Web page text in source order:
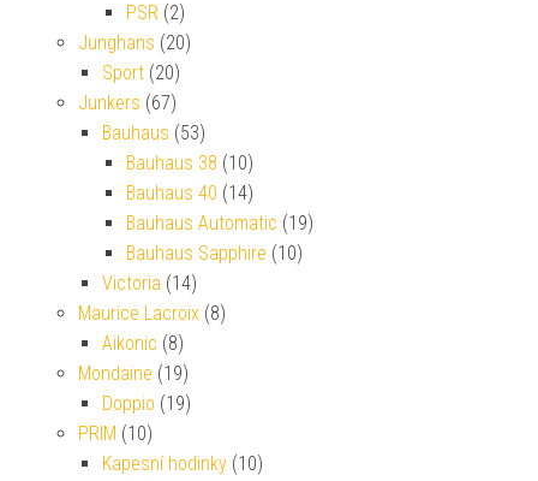
PSR (2)
Junghans (20)
Sport (20)
Junkers (67)
Bauhaus (53)
Bauhaus 38 (10)
Bauhaus 40 (14)
Bauhaus Automatic (19)
Bauhaus Sapphire (10)
Victoria (14)
Maurice Lacroix (8)
Aikonic (8)
Mondaine (19)
Doppio (19)
PRIM (10)
Kapesní hodinky (10)